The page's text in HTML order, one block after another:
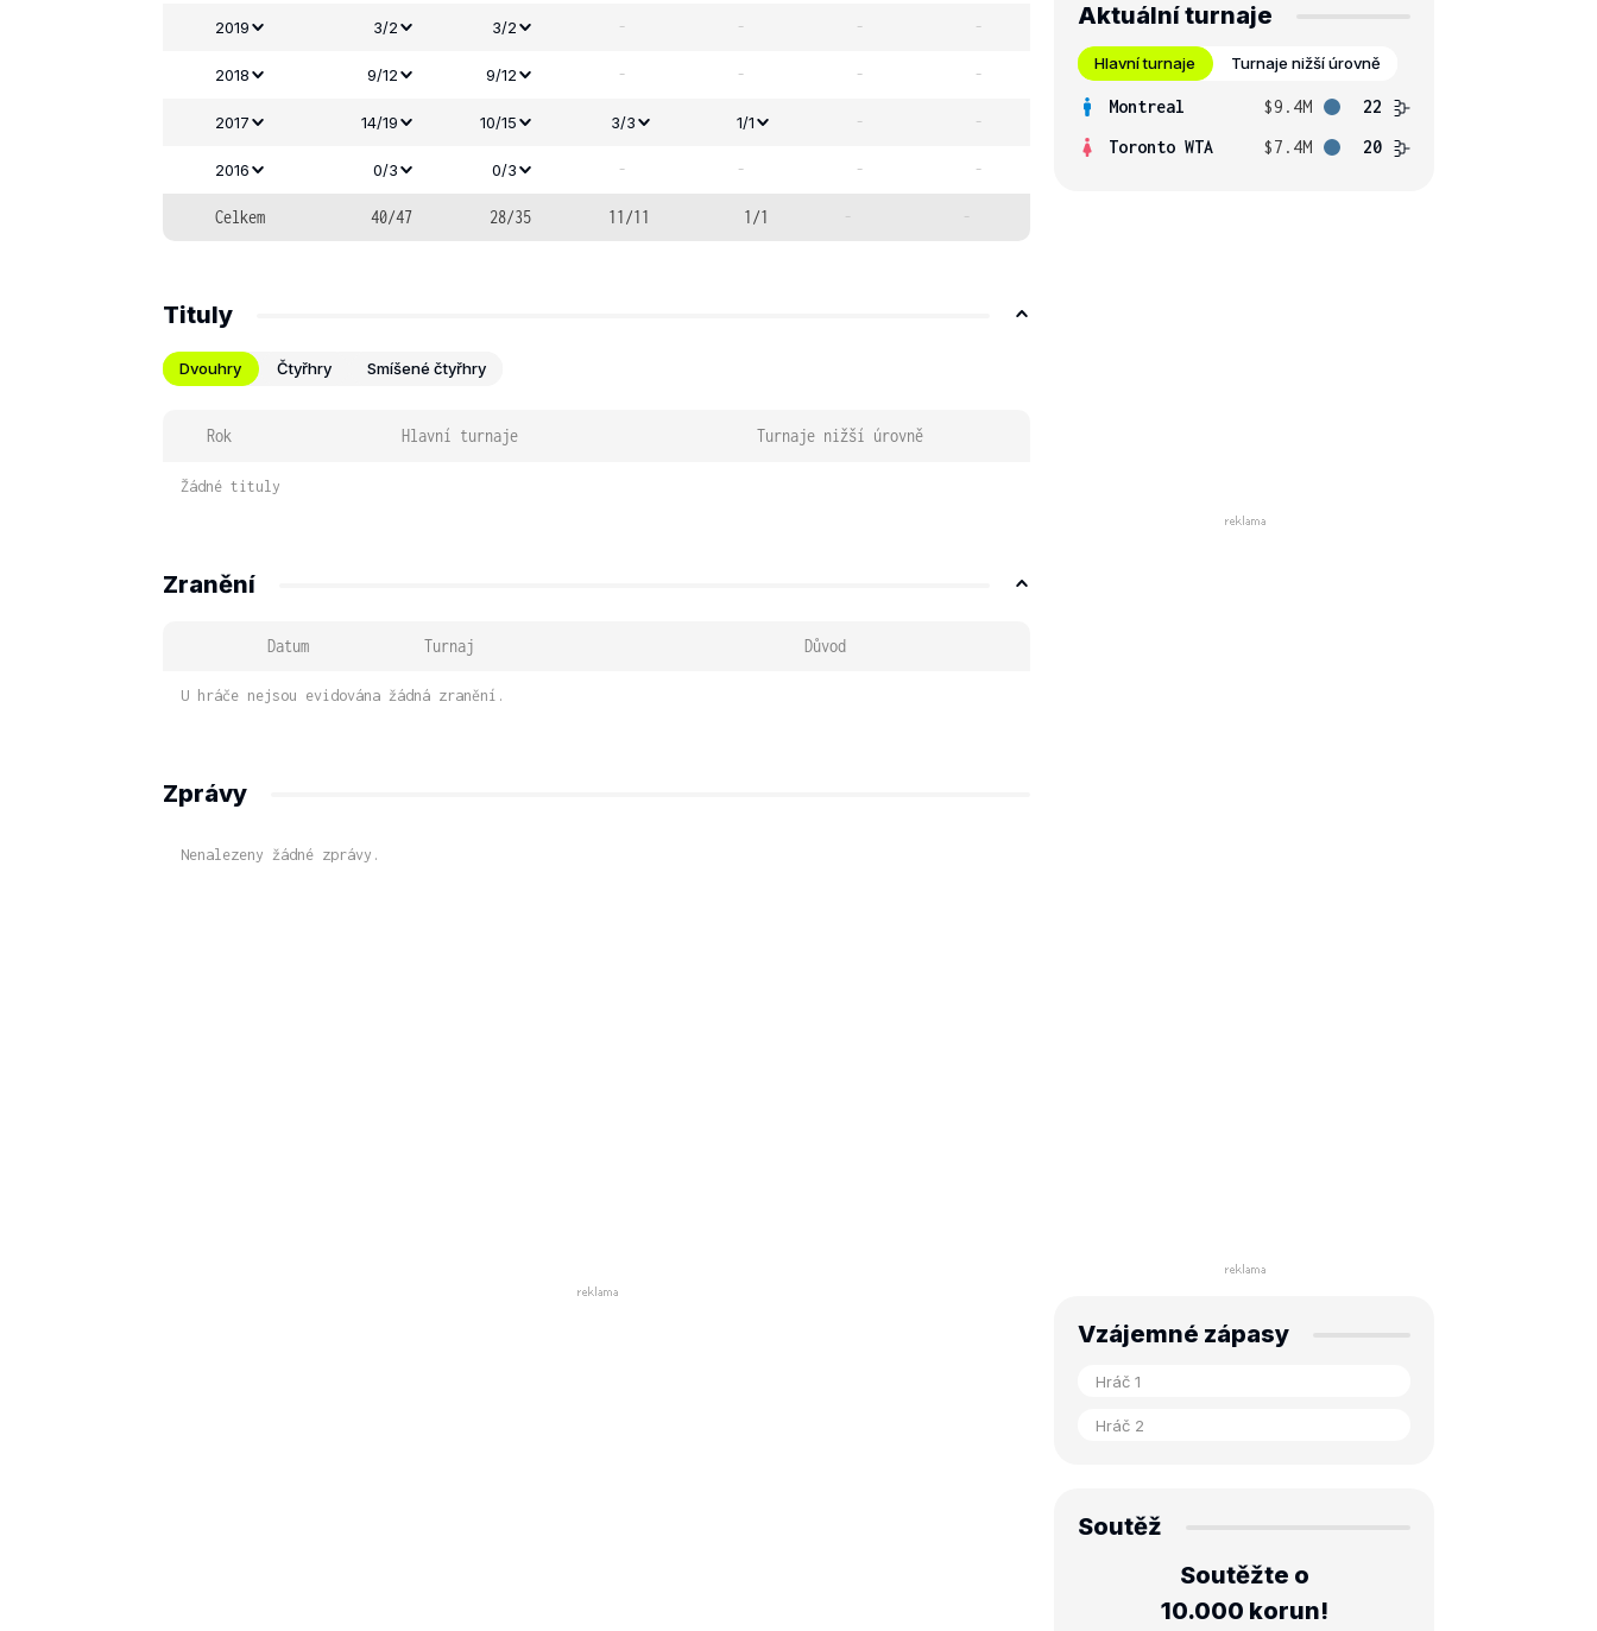
2019 3/2 3/2 - - - -
2018 9/12 9/12 - - - -
2017 14/19 10/15 3/3 1/1 - -
2016 0/3 0/3 - - - -
Celkem 40/47 28/35 11/11 1/1 - -
Tituly
Dvouhry Čtyřhry Smíšené čtyřhry
Rok Hlavní turnaje Turnaje nižší úrovně
Žádné tituly
Zranění
Datum Turnaj Důvod
U hráče nejsou evidována žádná zranění.
Zprávy
Nenalezeny žádné zprávy.
Aktuální turnaje
Hlavní turnaje Turnaje nižší úrovně
Montreal $9.4M
22
Toronto WTA
$7.4M 20
Vzájemné zápasy
Soutěž
Soutěžte o
10.000 korun!